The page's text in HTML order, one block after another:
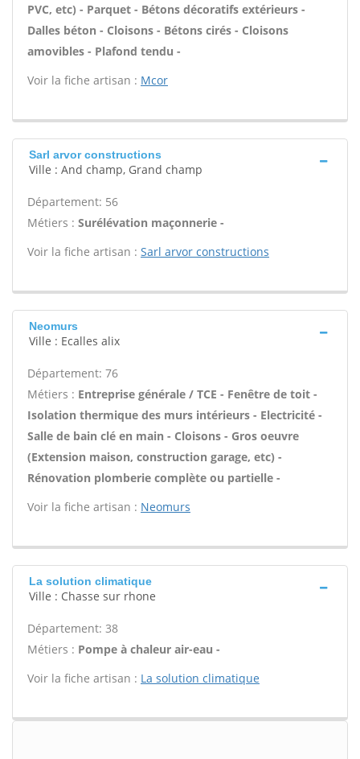
PVC, etc) - Parquet - Bétons décoratifs extérieurs -
Dalles béton - Cloisons - Bétons cirés - Cloisons
amovibles - Plafond tendu -
Voir la fiche artisan : Mcor
Sarl arvor constructions
Ville : And champ, Grand champ
Département: 56
Métiers : Surélévation maçonnerie -
Voir la fiche artisan : Sarl arvor constructions
Neomurs
Ville : Ecalles alix
Département: 76
Métiers : Entreprise générale / TCE - Fenêtre de toit -
Isolation thermique des murs intérieurs - Electricité -
Salle de bain clé en main - Cloisons - Gros oeuvre
(Extension maison, construction garage, etc) -
Rénovation plomberie complète ou partielle -
Voir la fiche artisan : Neomurs
La solution climatique
Ville : Chasse sur rhone
Département: 38
Métiers : Pompe à chaleur air-eau -
Voir la fiche artisan : La solution climatique